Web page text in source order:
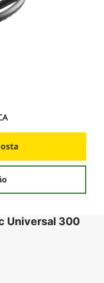
Universal 300